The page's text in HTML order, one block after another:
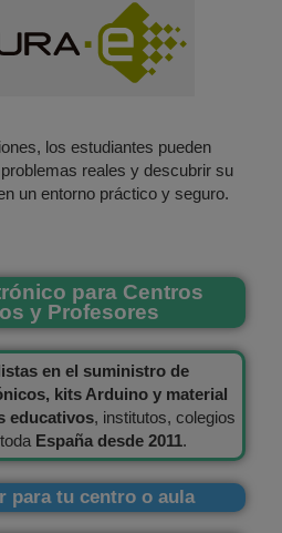
los estudiantes pueden
reales y descubrir su
un entorno práctico y seguro.
para Centros
y Profesores
en el suministro de
kits Arduino y material
educativos, institutos, colegios
España desde 2011.
para tu centro o aula